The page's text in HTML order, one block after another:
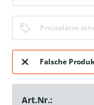
Preisalarm
Falsche
Art.Nr.: